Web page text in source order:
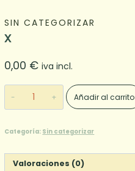
SIN CATEGORIZAR
X
0,00 € iva incl.
Añadir al carrito
Categoría: Sin categorizar
Valoraciones (0)